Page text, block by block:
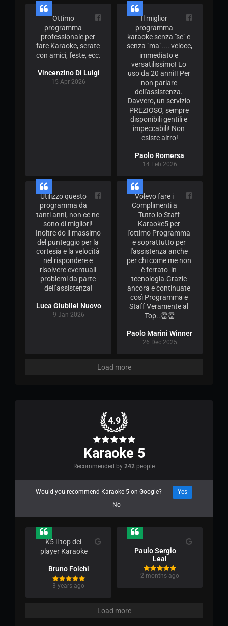
Ottimo
programma
professionale per
fare Karaoke, serate
con amici, feste, ecc.
Vincenzino Di Luigi
15 Apr 2026
Il miglior
programma
karaoke senza "se" e
senza "ma".... veloce,
immediato e
versatilissimo! Lo
uso da 20 anni!! Per
non parlare
dell'assistenza.
Davvero, un servizio
PREZIOSO, sempre
disponibili gentili e
impeccabili! Non
esiste altro!
Paolo Romersa
14 Feb 2026
Utilizzo questo
programma da
tanti anni, non ce ne
sono di migliori!
Inoltre do il massimo
del punteggio per la
cortesia e la velocità
nel rispondere e
risolvere eventuali
problemi da parte
dell’assistenza!
Luca Giubilei Nuovo
9 Jan 2026
Volevo fare i
Complimenti a
Tutto lo Staff
Karaoke5 per
l'ottimo Programma
e soprattutto per
l'assistenza anche
per chi come me non
è ferrato  in
tecnologia.Grazie
ancora e continuate
così Programma e
Staff Veramente al
Top..👏👏
Paolo Marini Winner
26 Dec 2025
Load more
4.9
Karaoke 5
Recommended by 242 people
Would you recommend Karaoke 5 on Google?
Yes
No
K5 il top dei
player Karaoke
Bruno Folchi
3 years ago
Paulo Sergio
Leal
2 months ago
Load more